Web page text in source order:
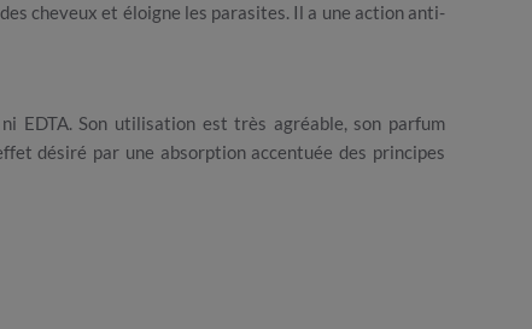
cheveux et éloigne les parasites. Il a une action anti-
EDTA. Son utilisation est très agréable, son parfum
désiré par une absorption accentuée des principes